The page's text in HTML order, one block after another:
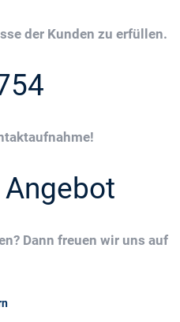
der Kunden zu erfüllen.
Dann freuen wir uns auf